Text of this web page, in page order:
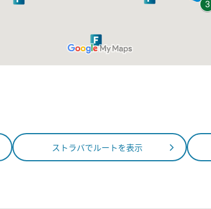
ストラバでルートを表示